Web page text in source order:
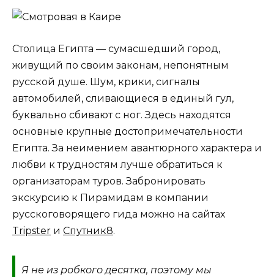
Столица Египта — сумасшедший город,
живущий по своим законам, непонятным
русской душе. Шум, крики, сигналы
автомобилей, сливающиеся в единый гул,
буквально сбивают с ног. Здесь находятся
основные крупные достопримечательности
Египта. За неимением авантюрного характера и
любви к трудностям лучше обратиться к
организаторам туров. Забронировать
экскурсию к Пирамидам в компании
русскоговорящего гида можно на сайтах
Tripster и Спутник8.
Я не из робкого десятка, поэтому мы